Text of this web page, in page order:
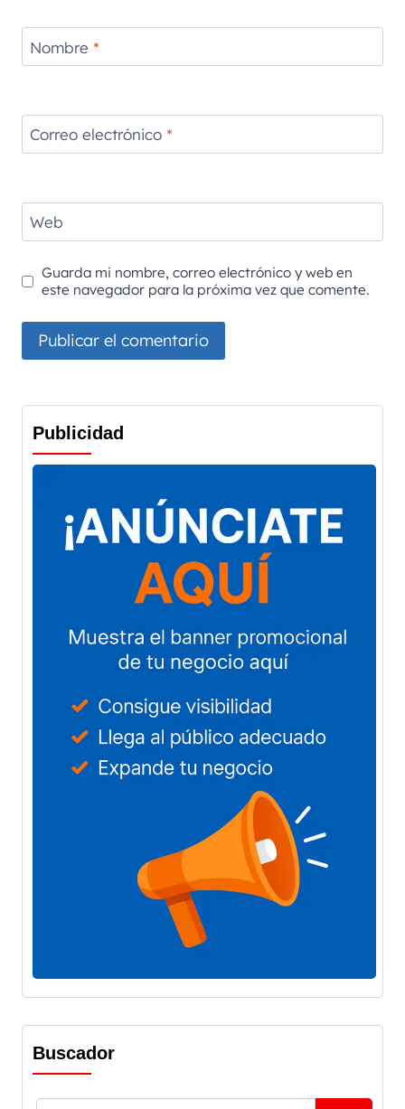
Nombre *
Correo electrónico *
Web
Guarda mi nombre, correo electrónico y web en
este navegador para la próxima vez que comente.
Publicidad
Buscador